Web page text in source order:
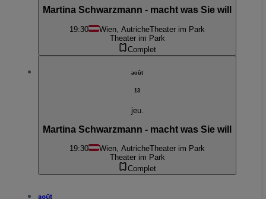
Martina Schwarzmann - macht was Sie will
19:30 Wien, AutricheTheater im Park
Theater im Park
Complet
août
13
jeu.
Martina Schwarzmann - macht was Sie will
19:30 Wien, AutricheTheater im Park
Theater im Park
Complet
août